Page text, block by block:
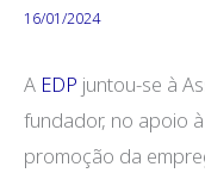
16/01/2024
A EDP juntou-se à
fundador, no apoio
promoção da